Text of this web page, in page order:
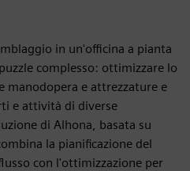
in un'officina a pianta
complesso: ottimizzare lo
manodopera e attrezzature e
e attività di diverse
di Alhona, basata su
la pianificazione del
con l'ottimizzazione per